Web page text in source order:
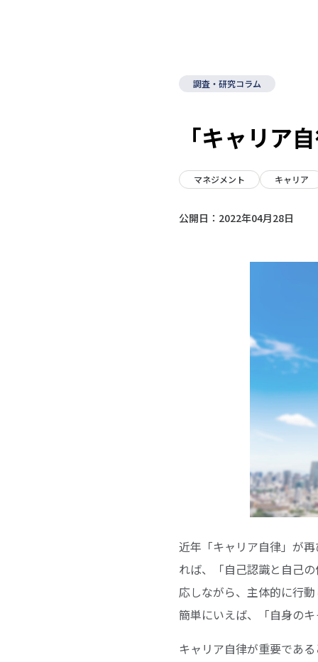
調査・研究コラム
「キャリア
マネジメント キャリア
公開日： 2022年04月28日
近年「キャリア自律」が
れば、「自己認識と自己
応しながら、主体的に行
簡単にいえば、「自身の
キャリア自律が重要であ